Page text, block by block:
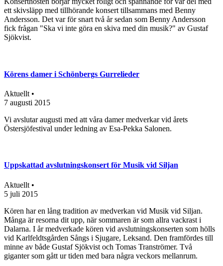
ett skivsläpp med tillhörande konsert tillsammans med Benny
Andersson. Det var för snart två år sedan som Benny Andersson
fick frågan "Ska vi inte göra en skiva med din musik?" av Gustaf
Sjökvist.
​Körens damer i Schönbergs Gurrelieder
Aktuellt •
7 augusti 2015
Vi avslutar augusti med att våra damer medverkar vid årets
Östersjöfestival under ledning av Esa-Pekka Salonen.
Uppskattad avslutningskonsert för Musik vid Siljan
Aktuellt •
5 juli 2015
Kören har en lång tradition av medverkan vid Musik vid Siljan.
Många är resorna dit upp, när sommaren är som allra vackrast i
Dalarna. I år medverkade kören vid avslutningskonserten som hölls
vid Karlfeldtsgården Sångs i Sjugare, Leksand. Den framfördes till
minne av både Gustaf Sjökvist och Tomas Tranströmer. Två
giganter som gått ur tiden med bara några veckors mellanrum.